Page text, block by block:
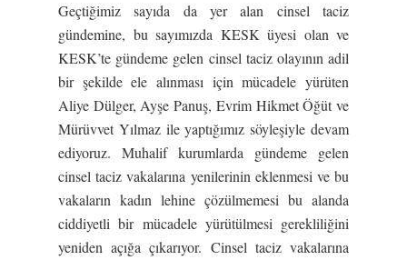
Geçtiğimiz sayıda da yer alan cinsel taciz
gündemine, bu sayımızda KESK üyesi olan ve
KESK’te gündeme gelen cinsel taciz olayının adil
bir şekilde ele alınması için mücadele yürüten
Aliye Dülger, Ayşe Panuş, Evrim Hikmet Öğüt ve
Mürüvvet Yılmaz ile yaptığımız söyleşiyle devam
ediyoruz. Muhalif kurumlarda gündeme gelen
cinsel taciz vakalarına yenilerinin eklenmesi ve bu
vakaların kadın lehine çözülmemesi bu alanda
ciddiyetli bir mücadele yürütülmesi gerekliliğini
yeniden açığa çıkarıyor. Cinsel taciz vakalarına